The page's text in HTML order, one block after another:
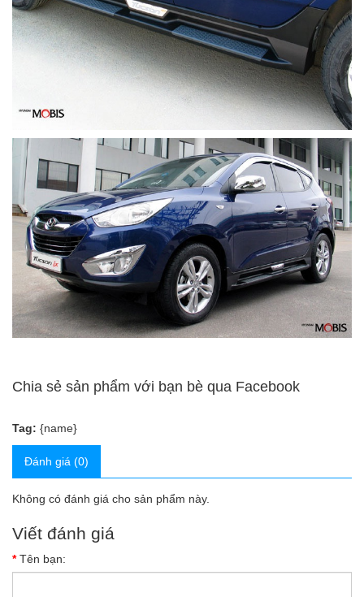
Chia sẻ sản phẩm với bạn bè qua Facebook
Tag: {name}
Đánh giá (0)
Không có đánh giá cho sản phẩm này.
Viết đánh giá
Tên bạn: